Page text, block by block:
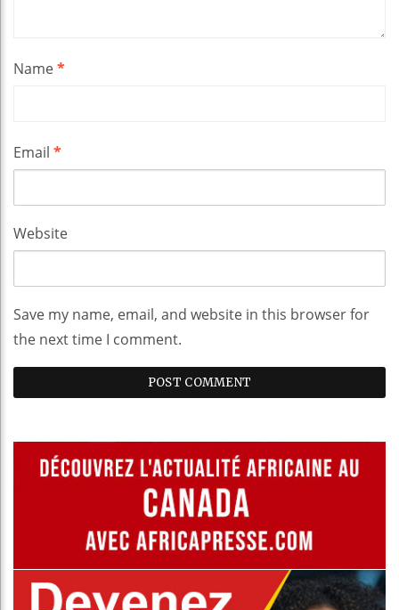
Name*
Email *
Website
Save my name, email, and website in this browser for
the next time I comment.